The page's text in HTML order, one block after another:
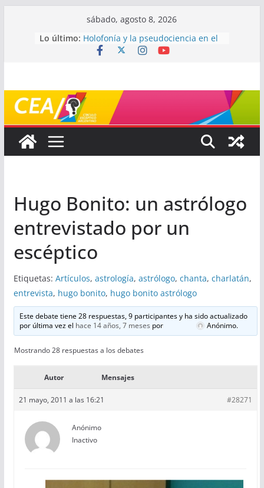
sábado, agosto 8, 2026
Lo último:
¿De qué signo sos?
Holofonía y la pseudociencia en el
audio
Mayéutica (o cómo debatir sin
terminar a los golpes)
Somos menos capaces de lo que
Hugo Bonito: un astrólogo
entrevistado por un
escéptico
Etiquetas: Artículos, astrología, astrólogo, chanta, charlatán,
entrevista, hugo bonito, hugo bonito astrólogo
Este debate tiene 28 respuestas, 9 participantes y ha sido actualizado
por última vez el hace 14 años, 7 meses por Anónimo.
Mostrando 28 respuestas a los debates
Autor Mensajes
21 mayo, 2011 a las 16:21 #28271
Anónimo
Inactivo